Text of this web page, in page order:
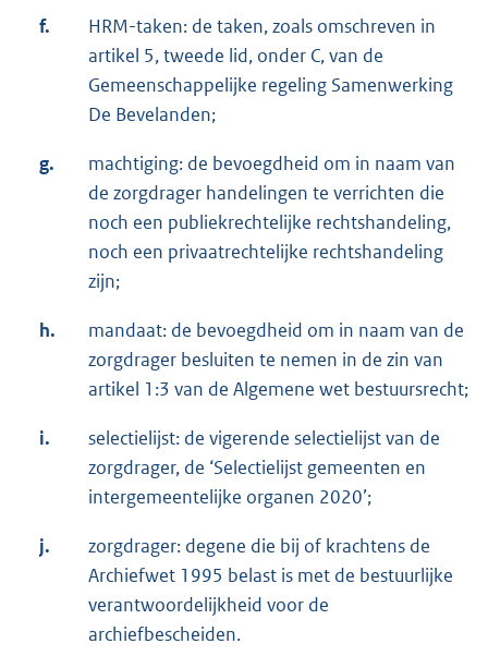
f.
HRM-taken: de taken, zoals omschreven in
artikel 5, tweede lid, onder C, van de
Gemeenschappelijke regeling Samenwerking
De Bevelanden;
g.
machtiging: de bevoegdheid om in naam van
de zorgdrager handelingen te verrichten die
noch een publiekrechtelijke rechtshandeling,
noch een privaatrechtelijke rechtshandeling
zijn;
h.
mandaat: de bevoegdheid om in naam van de
zorgdrager besluiten te nemen in de zin van
artikel 1:3 van de Algemene wet bestuursrecht;
i.
selectielijst: de vigerende selectielijst van de
zorgdrager, de ‘Selectielijst gemeenten en
intergemeentelijke organen 2020’;
j.
zorgdrager: degene die bij of krachtens de
Archiefwet 1995 belast is met de bestuurlijke
verantwoordelijkheid voor de
archiefbescheiden.